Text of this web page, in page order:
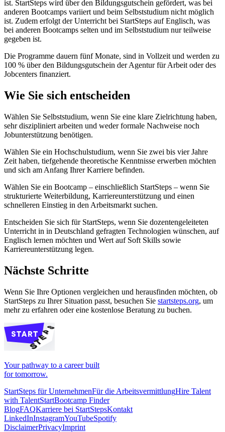
ist. StartSteps wird über den Bildungsgutschein gefördert, was bei
anderen Bootcamps variiert und beim Selbststudium nicht möglich
ist. Zudem erfolgt der Unterricht bei StartSteps auf Englisch, was
bei anderen Bootcamps selten und im Selbststudium nur teilweise
gegeben ist.
Die Programme dauern fünf Monate, sind in Vollzeit und werden zu
100 % über den Bildungsgutschein der Agentur für Arbeit oder des
Jobcenters finanziert.
Wie Sie sich entscheiden
Wählen Sie Selbststudium, wenn Sie eine klare Zielrichtung haben,
sehr diszipliniert arbeiten und weder formale Nachweise noch
Jobunterstützung benötigen.
Wählen Sie ein Hochschulstudium, wenn Sie zwei bis vier Jahre
Zeit haben, tiefgehende theoretische Kenntnisse erwerben möchten
und sich am Anfang Ihrer Karriere befinden.
Wählen Sie ein Bootcamp – einschließlich StartSteps – wenn Sie
strukturierte Weiterbildung, Karriereunterstützung und einen
schnelleren Einstieg in den Arbeitsmarkt suchen.
Entscheiden Sie sich für StartSteps, wenn Sie dozentengeleiteten
Unterricht in in Deutschland gefragten Technologien wünschen, auf
Englisch lernen möchten und Wert auf Soft Skills sowie
Karriereunterstützung legen.
Nächste Schritte
Wenn Sie Ihre Optionen vergleichen und herausfinden möchten, ob
StartSteps zu Ihrer Situation passt, besuchen Sie startsteps.org, um
mehr zu erfahren oder eine kostenlose Beratung zu buchen.
Your pathway to a career built
for tomorrow.
StartSteps für UnternehmenFür die ArbeitsvermittlungHire Talent
with TalentStartBootcamp Finder
BlogFAQKarriere bei StartStepsKontakt
LinkedInInstagramYouTubeSpotify
DisclaimerPrivacyImprint